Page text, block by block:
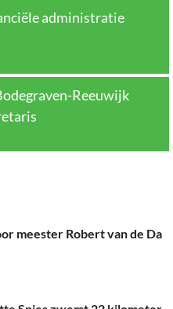
administratie
Reeuwijk
meester Robert van de Da